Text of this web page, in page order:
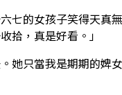
七的女孩子笑得天真
拾，真是好看。」
她只當我是期期的婢